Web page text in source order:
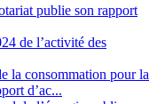
publie son rapport
de l’activité des
la consommation pour la
d’ac...